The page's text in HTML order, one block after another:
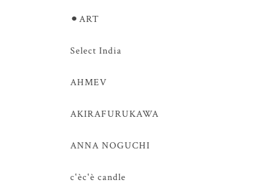
⚫︎ART
Select India
AHMEV
AKIRAFURUKAWA
ANNA NOGUCHI
c'èc'è candle